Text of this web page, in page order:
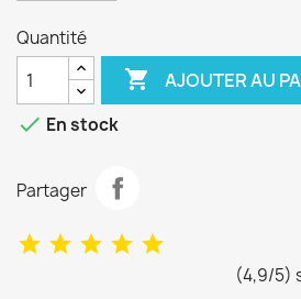
Quantité
 AJOUTER AU
 En stock
Partager
(4,9/5)